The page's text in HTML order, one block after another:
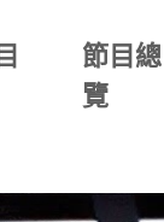
節目總
覽